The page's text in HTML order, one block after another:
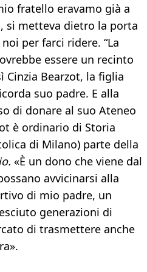
fratello eravamo già a
si metteva dietro la porta
per farci ridere. “La
essere un recinto
Cinzia Bearzot, la figlia
suo padre. E alla
di donare al suo Ateneo
è ordinario di Storia
di Milano) parte della
«È un dono che viene dal
avvicinarsi alla
di mio padre, un
generazioni di
di trasmettere anche